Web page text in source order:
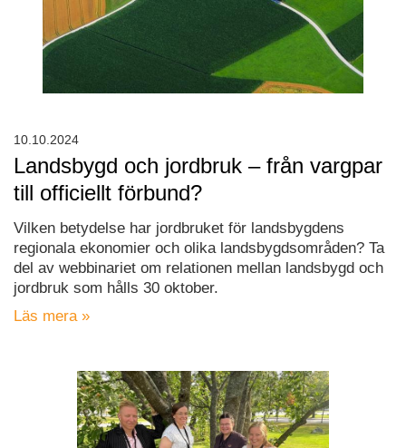
Landsbygd och jordbruk – från vargpar
till officiellt förbund?
Vilken betydelse har jordbruket för landsbygdens
regionala ekonomier och olika landsbygdsområden? Ta
del av webbinariet om relationen mellan landsbygd och
jordbruk som hålls 30 oktober.
Läs mera »
10.10.2024